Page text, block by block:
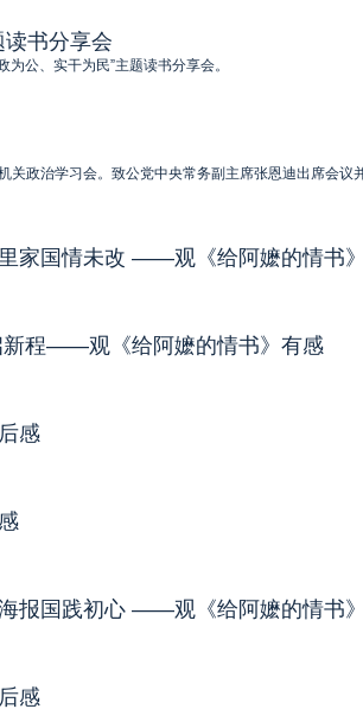
读书分享会
公、实干为民”主题读书分享会。
关政治学习会。致公党中央常务副主席张恩迪出席会
家国情未改 ——观《给阿嬷的情书
新程——观《给阿嬷的情书》有感
感
报国践初心 ——观《给阿嬷的情书
感